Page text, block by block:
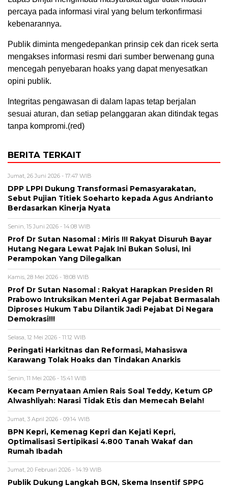
percaya pada informasi viral yang belum terkonfirmasi
kebenarannya.
Publik diminta mengedepankan prinsip cek dan ricek serta
mengakses informasi resmi dari sumber berwenang guna
mencegah penyebaran hoaks yang dapat menyesatkan
opini publik.
Integritas pengawasan di dalam lapas tetap berjalan
sesuai aturan, dan setiap pelanggaran akan ditindak tegas
tanpa kompromi.(red)
BERITA TERKAIT
Jumat, 26 Juni 2026 - 17:47 WIB
DPP LPPI Dukung Transformasi Pemasyarakatan,
Sebut Pujian Titiek Soeharto kepada Agus Andrianto
Berdasarkan Kinerja Nyata
Senin, 15 Juni 2026 - 14:08 WIB
Prof Dr Sutan Nasomal : Miris !!! Rakyat Disuruh Bayar
Hutang Negara Lewat Pajak Ini Bukan Solusi, Ini
Perampokan Yang Dilegalkan
Kamis, 28 Mei 2026 - 18:08 WIB
Prof Dr Sutan Nasomal : Rakyat Harapkan Presiden RI
Prabowo Intruksikan Menteri Agar Pejabat Bermasalah
Diproses Hukum Tabu Dilantik Jadi Pejabat Di Negara
Demokrasi!!!
Selasa, 12 Mei 2026 - 11:12 WIB
Peringati Harkitnas dan Reformasi, Mahasiswa
Karawang Tolak Hoaks dan Tindakan Anarkis
Senin, 11 Mei 2026 - 15:41 WIB
Kecam Pernyataan Amien Rais Soal Teddy, Ketum GP
Alwashliyah: Narasi Tidak Etis dan Memecah Belah!
Jumat, 3 April 2026 - 09:14 WIB
BPN Kepri, Kemenag Kepri dan Kejati Kepri,
Optimalisasi Sertipikasi 4.800 Tanah Wakaf dan
Rumah Ibadah
Jumat, 20 Februari 2026 - 14:19 WIB
Publik Dukung Langkah BGN, Skema Insentif SPPG